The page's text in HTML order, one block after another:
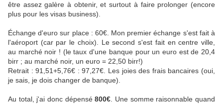
être assez galère à obtenir, et surtout à faire prolonger (encore
plus pour les visas business).
Échange d'euro sur place : 60€. Mon premier échange s'est fait à
l'aéroport (car par le choix). Le second s'est fait en centre ville,
au marché noir ! (le taux d'une banque pour un euro est de 20,4
birr ; au marché noir, un euro = 22,50 birr!)
Retrait : 91,51+5,76€ : 97,27€. Les joies des frais bancaires (oui,
je sais, je dois changer de banque).
Au total, j'ai donc dépensé800€ . Une somme raisonnable quand